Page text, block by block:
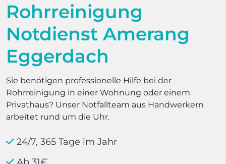
Rohrreinigung
Notdienst Amerang
Eggerdach
Sie benötigen professionelle Hilfe bei der
Rohrreinigung in einer Wohnung oder einem
Privathaus? Unser Notfallteam aus Handwerkern
arbeitet rund um die Uhr.
24/7, 365 Tage im Jahr